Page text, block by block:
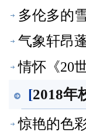
多伦多的
气象轩昂
情怀《20
[2018年
惊艳的色